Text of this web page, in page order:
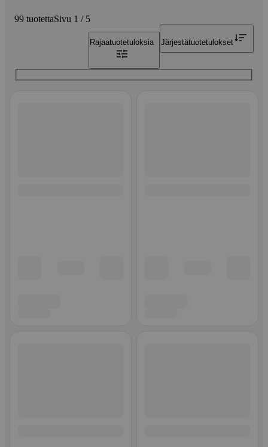
99 tuotettaSivu 1 / 5
Rajaatuotetuloksia Järjestätuotetulokset